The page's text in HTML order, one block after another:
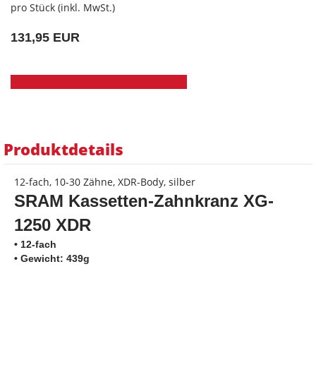
pro Stück (inkl. MwSt.)
131,95 EUR
Produktdetails
12-fach, 10-30 Zähne, XDR-Body, silber
SRAM Kassetten-Zahnkranz XG-
1250 XDR
• 12-fach
• Gewicht: 439g